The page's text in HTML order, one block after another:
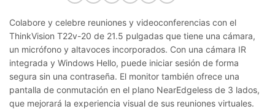
Colabore y celebre reuniones y videoconferencias con el
ThinkVision T22v-20 de 21.5 pulgadas que tiene una cámara,
un micrófono y altavoces incorporados. Con una cámara IR
integrada y Windows Hello, puede iniciar sesión de forma
segura sin una contraseña. El monitor también ofrece una
pantalla de conmutación en el plano NearEdgeless de 3 lados,
que mejorará la experiencia visual de sus reuniones virtuales.